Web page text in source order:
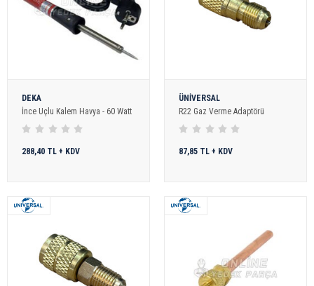
DEKA
İnce Uçlu Kalem Havya - 60 Watt
288,40 TL + KDV
ÜNİVERSAL
R22 Gaz Verme Adaptörü
87,85 TL + KDV